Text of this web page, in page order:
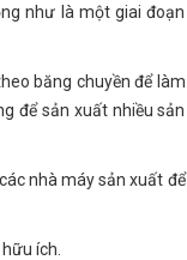
như là một giai đoạn
băng chuyền để làm
để sản xuất nhiều sản
nhà máy sản xuất để
ích.